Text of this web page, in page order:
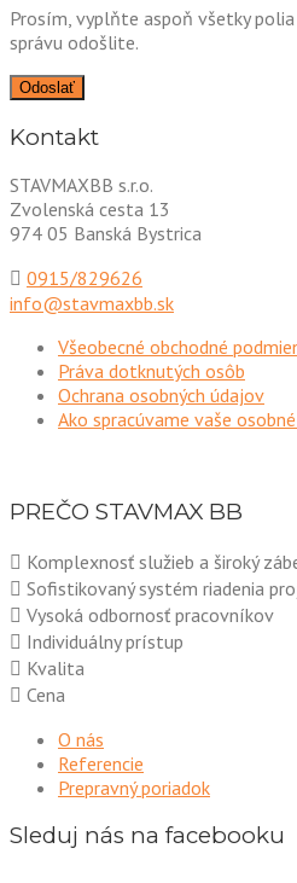
Prosím, vyplňte aspoň všetky
správu odošlite.
Kontakt
STAVMAXBB s.r.o.
Zvolenská cesta 13
974 05 Banská Bystrica
0915/829626
info@stavmaxbb.sk
Všeobecné obchodné
Práva dotknutých osôb
Ochrana osobných údajov
Ako spracúvame vaše
PREČO STAVMAX BB
Komplexnosť služieb a široký
Sofistikovaný systém riadenia
Vysoká odbornosť pracovníkov
Individuálny prístup
Kvalita
Cena
O nás
Referencie
Prepravný poriadok
Sleduj nás na facebooku